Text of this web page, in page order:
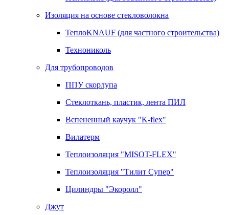
Изоляция на основе стекловолокна
ТеплоKNAUF (для частного строительства)
Технониколь
Для трубопроводов
ППУ скорлупа
Стеклоткань, пластик, лента ПИЛ
Вспененный каучук "K-flex"
Вилатерм
Теплоизоляция "MISOT-FLEX"
Теплоизоляция "Тилит Супер"
Цилиндры "Экоролл"
Джут